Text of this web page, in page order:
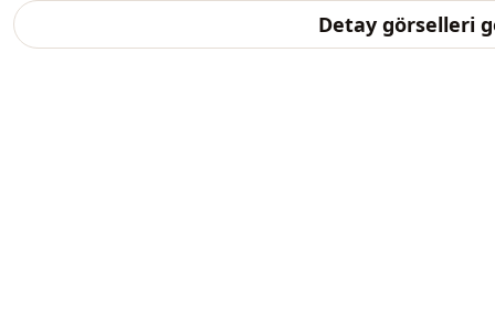
Detay görselleri